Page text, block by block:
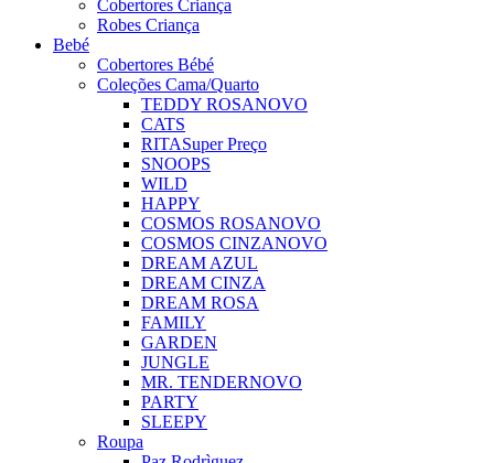
Cobertores Criança
Robes Criança
Bebé
Cobertores Bébé
Coleções Cama/Quarto
TEDDY ROSANOVO
CATS
RITASuper Preço
SNOOPS
WILD
HAPPY
COSMOS ROSANOVO
COSMOS CINZANOVO
DREAM AZUL
DREAM CINZA
DREAM ROSA
FAMILY
GARDEN
JUNGLE
MR. TENDERNOVO
PARTY
SLEEPY
Roupa